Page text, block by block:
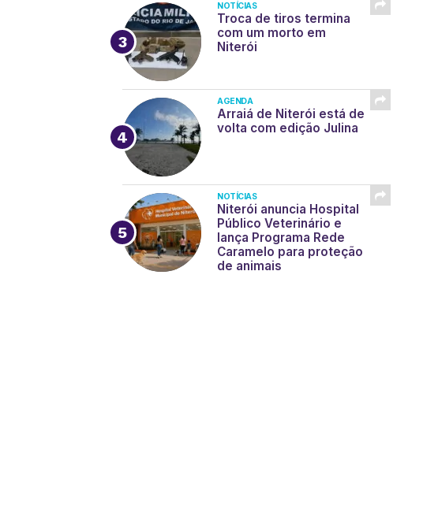
NOTÍCIAS
Troca de tiros termina
com um morto em
Niterói
AGENDA
Arraiá de Niterói está de
volta com edição Julina
NOTÍCIAS
Niterói anuncia Hospital
Público Veterinário e
lança Programa Rede
Caramelo para proteção
de animais